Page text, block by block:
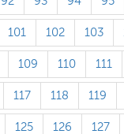
101 102 103
109 110 111
117 118 119
125 126 127